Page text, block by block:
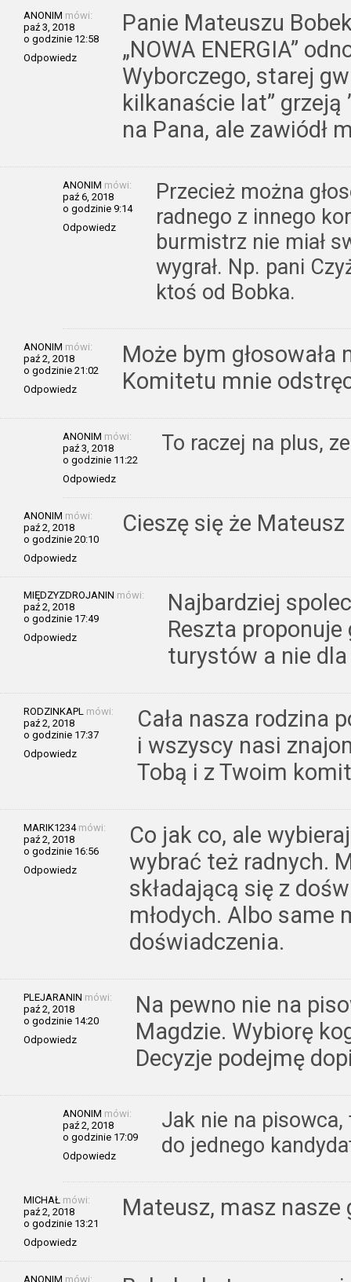
ANONIM mówi:
paź 3, 2018
o godzinie 12:58
Odpowiedz
Panie Mateuszu
„NOWA ENERGIA”
Wyborczego, starej
kilkanaście lat” grzeją
na Pana, ale zawiódł
ANONIM mówi:
paź 6, 2018
o godzinie 9:14
Odpowiedz
Przecież można
radnego z innego
burmistrz nie miał
wygrał. Np. pani
ktoś od Bobka.
ANONIM mówi:
paź 2, 2018
o godzinie 21:02
Odpowiedz
Może bym głosowała
Komitetu mnie
ANONIM mówi:
paź 3, 2018
o godzinie 11:22
Odpowiedz
To raczej na plus,
ANONIM mówi:
paź 2, 2018
o godzinie 20:10
Odpowiedz
Cieszę się że
MIĘDZYZDROJANIN mówi:
paź 2, 2018
o godzinie 17:49
Odpowiedz
Najbardziej
Reszta
turystów a nie
RODZINKAPL mówi:
paź 2, 2018
o godzinie 17:37
Odpowiedz
Cała nasza rodzina
i wszyscy nasi
Tobą i z Twoim
MARIK1234mówi:
paź 2, 2018
o godzinie 16:56
Odpowiedz
Co jak co, ale
wybrać też radnych.
składającą się z
młodych. Albo same
doświadczenia.
PLEJARANIN mówi:
paź 2, 2018
o godzinie 14:20
Odpowiedz
Na pewno nie na
Magdzie. Wybiorę
Decyzje podejmę
ANONIM mówi:
paź 2, 2018
o godzinie 17:09
Odpowiedz
Jak nie na
do jednego
MICHAŁ mówi:
paź 2, 2018
o godzinie 13:21
Odpowiedz
Mateusz, masz nasze
ANONIM mówi: